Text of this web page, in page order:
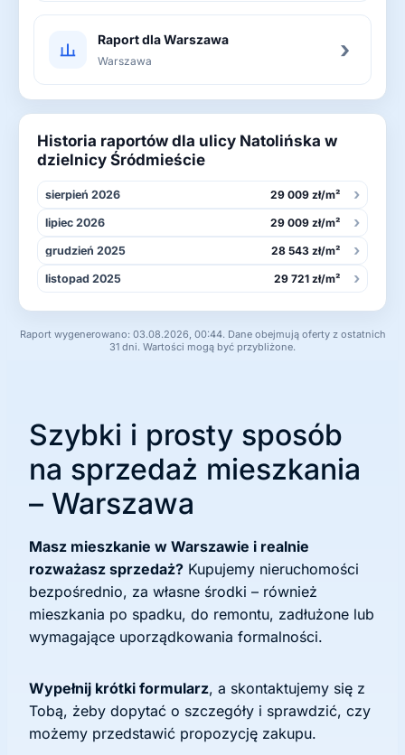
Raport dla Warszawa
Warszawa ›
Historia raportów dla ulicy Natolińska w
dzielnicy Śródmieście
sierpień 2026 29 009 zł/m² ›
lipiec 2026 29 009 zł/m² ›
grudzień 2025 28 543 zł/m² ›
listopad 2025 29 721 zł/m² ›
Raport wygenerowano: 03.08.2026, 00:44. Dane obejmują oferty z ostatnich
31 dni. Wartości mogą być przybliżone.
Szybki i prosty sposób
na sprzedaż mieszkania
– Warszawa
Masz mieszkanie w Warszawie i realnie
rozważasz sprzedaż? Kupujemy nieruchomości
bezpośrednio, za własne środki – również
mieszkania po spadku, do remontu, zadłużone lub
wymagające uporządkowania formalności.
Wypełnij krótki formularz, a skontaktujemy się z
Tobą, żeby dopytać o szczegóły i sprawdzić, czy
możemy przedstawić propozycję zakupu.